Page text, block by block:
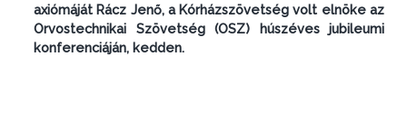
axiómáját Rácz Jenő, a Kórházszövetség volt elnöke az
Orvostechnikai Szövetség (OSZ) húszéves jubileumi
konferenciáján, kedden.